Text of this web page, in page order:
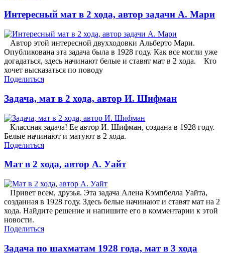
Интересный мат в 2 хода, автор задачи А. Мари
Автор этой интересной двухходовки Альберто Мари.
Опубликована эта задача была в 1928 году. Как все могли уже
догадаться, здесь начинают белые и ставят мат в 2 хода. Кто
хочет высказаться по поводу
Поделиться
Задача, мат в 2 хода, автор И. Шифман
Классная задача! Ее автор И. Шифман, создана в 1928 году.
Белые начинают и матуют в 2 хода.
Поделиться
Мат в 2 хода, автор А. Уайт
Привет всем, друзья. Эта задача Алена Кэмпбелла Уайта,
созданная в 1928 году. Здесь белые начинают и ставят мат на 2
хода. Найдите решение и напишите его в комментарии к этой
новости.
Поделиться
Задача по шахматам 1928 года, мат в 3 хода